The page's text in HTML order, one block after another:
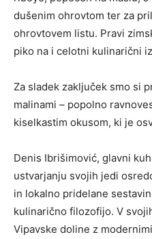
dušenim ohrovtom ter za
ohrovtovem listu. Pravi
piko na i celotni kulinarični
Za sladek zaključek smo si
malinami – popolno
kiselkastim okusom, ki je
Denis Ibrišimović, glavni
ustvarjanju svojih jedi
in lokalno pridelane
kulinarično filozofijo. V
Vipavske doline z